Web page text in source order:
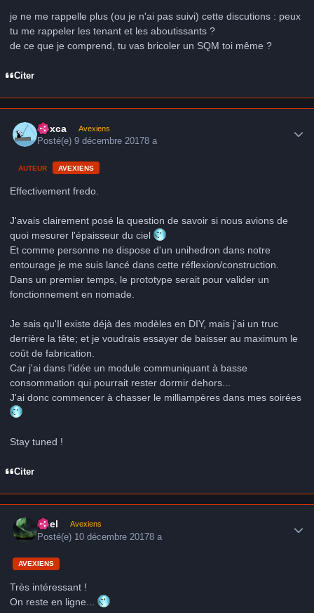
je ne me rappelle plus (ou je n'ai pas suivi) cette discutions : peux
tu me rappeler les tenant et les aboutissants ?
de ce que je comprend, tu vas bricoler un SQM toi même ?
Citer
hoxca Avexiens
Posté(e)9 décembre 20178 a
AUTEUR AVEXIENS
Effectivement fredo.
J'avais clairement posé la question de savoir si nous avions de
quoi mesurer l'épaisseur du ciel
Et comme personne ne dispose d'un unihedron dans notre
entourage je me suis lancé dans cette réflexion/construction.
Dans un premier temps, le prototype serait pour valider un
fonctionnement en nomade.
Je sais qu'Il existe déjà des modèles en DIY, mais j'ai un truc
derrière la tête; et je voudrais essayer de baisser au maximum le
coût de fabrication.
Car j'ai dans l'idée un module communiquant à basse
consommation qui pourrait rester dormir dehors...
J'ai donc commencer à chasser le milliampères dans mes soirées
Stay tuned !
Citer
Axel Avexiens
Posté(e) 10 décembre 20178 a
AVEXIENS
Très intéressant !
On reste en ligne...